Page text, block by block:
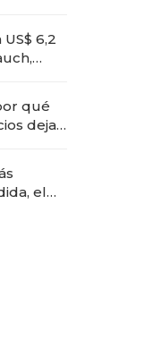
6,2
qué
dejan
el